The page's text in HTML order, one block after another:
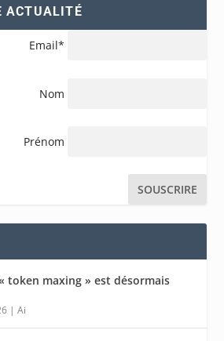
ACTUALITÉ
Email*
Nom
Prénom
token maxing » est désormais
|Ai